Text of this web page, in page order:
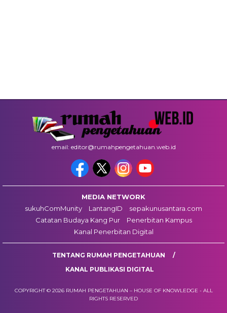
email: editor@rumahpengetahuan.web.id
MEDIA NETWORK
sukuhComMunity
LantangID
sepakunusantara.com
Catatan Budaya Kang Pur
Penerbitan Kampus
Kanal Penerbitan Digital
TENTANG RUMAH PENGETAHUAN
KANAL PUBLIKASI DIGITAL
COPYRIGHT © 2026 RUMAH PENGETAHUAN – HOUSE OF KNOWLEDGE - ALL
RIGHTS RESERVED